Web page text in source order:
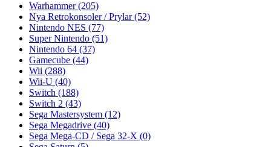
Warhammer(205)
Nya Retrokonsoler / Prylar(52)
Nintendo NES (77)
Super Nintendo (51)
Nintendo 64 (37)
Gamecube (44)
Wii (288)
Wii-U (40)
Switch (188)
Switch 2 (43)
Sega Mastersystem (12)
Sega Megadrive (40)
Sega Mega-CD / Sega 32-X (0)